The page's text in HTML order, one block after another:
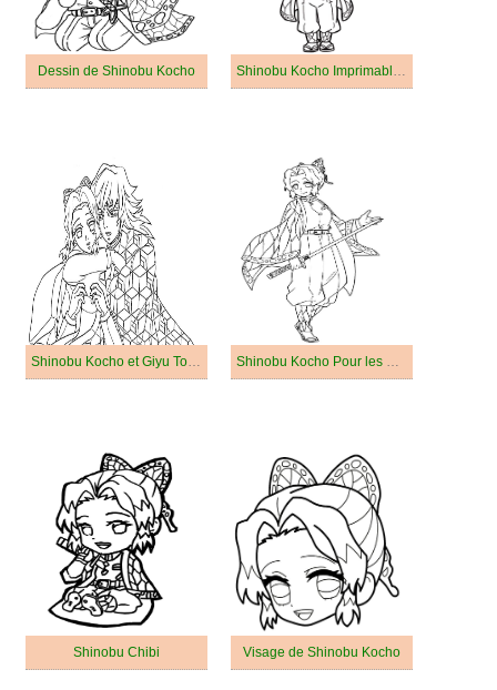
Dessin de Shinobu Kocho Shinobu Kocho Imprimable Pour les Enfants
Shinobu Kocho et Giyu Tomioka Shinobu Kocho Pour les Enfants
Shinobu Chibi Visage de Shinobu Kocho